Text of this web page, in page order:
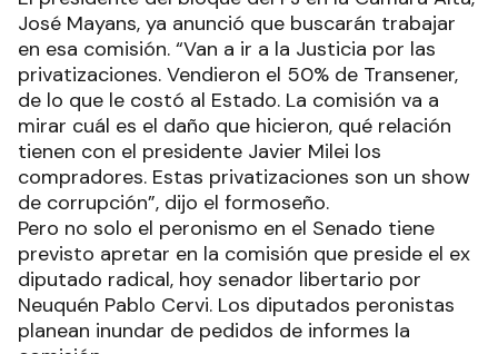
José Mayans, ya anunció que buscarán trabajar
en esa comisión. “Van a ir a la Justicia por las
privatizaciones. Vendieron el 50% de Transener,
de lo que le costó al Estado. La comisión va a
mirar cuál es el daño que hicieron, qué relación
tienen con el presidente Javier Milei los
compradores. Estas privatizaciones son un show
de corrupción”, dijo el formoseño.
Pero no solo el peronismo en el Senado tiene
previsto apretar en la comisión que preside el ex
diputado radical, hoy senador libertario por
Neuquén Pablo Cervi. Los diputados peronistas
planean inundar de pedidos de informes la